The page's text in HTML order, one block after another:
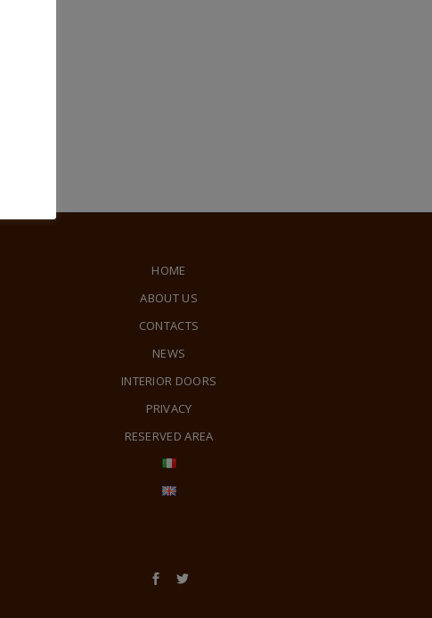
HOME
ABOUT US
CONTACTS
NEWS
INTERIOR DOORS
PRIVACY
RESERVED AREA